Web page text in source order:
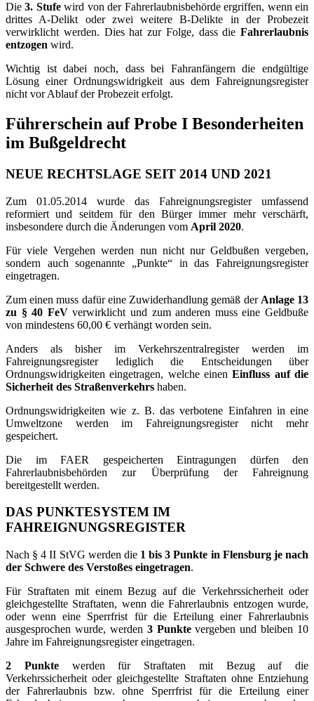
Die3. Stufewird von der Fahrerlaubnisbehörde ergriffen, wenn ein
drittes A-Delikt oder zwei weitere B-Delikte in der Probezeit
verwirklicht werden. Dies hat zur Folge, dass die Fahrerlaubnis
entzogen wird.
Wichtig ist dabei noch, dass bei Fahranfängern die endgültige
Lösung einer Ordnungswidrigkeit aus dem Fahreignungsregister
nicht vor Ablauf der Probezeit erfolgt.
Führerschein auf Probe I Besonderheiten
im Bußgeldrecht
NEUE RECHTSLAGE SEIT 2014 UND 2021
Zum 01.05.2014 wurde das Fahreignungsregister umfassend
reformiert und seitdem für den Bürger immer mehr verschärft,
insbesondere durch die Änderungen vom April 2020.
Für viele Vergehen werden nun nicht nur Geldbußen vergeben,
sondern auch sogenannte „Punkte“ in das Fahreignungsregister
eingetragen.
Zum einen muss dafür eine Zuwiderhandlung gemäß der Anlage 13
zu § 40 FeVverwirklicht und zum anderen muss eine Geldbuße
von mindestens 60,00 € verhängt worden sein.
Anders als bisher im Verkehrszentralregister werden im
Fahreignungsregister lediglich die Entscheidungen über
Ordnungswidrigkeiten eingetragen, welche einenEinfluss auf die
Sicherheit des Straßenverkehrs haben.
Ordnungswidrigkeiten wie z. B. das verbotene Einfahren in eine
Umweltzone werden im Fahreignungsregister nicht mehr
gespeichert.
Die im FAER gespeicherten Eintragungen dürfen den
Fahrerlaubnisbehörden zur Überprüfung der Fahreignung
bereitgestellt werden.
DAS PUNKTESYSTEM IM
FAHREIGNUNGSREGISTER
Nach § 4 II StVG werden die 1 bis 3 Punkte in Flensburg je nach
der Schwere des Verstoßes eingetragen.
Für Straftaten mit einem Bezug auf die Verkehrssicherheit oder
gleichgestellte Straftaten, wenn die Fahrerlaubnis entzogen wurde,
oder wenn eine Sperrfrist für die Erteilung einer Fahrerlaubnis
ausgesprochen wurde, werden 3 Punktevergeben und bleiben 10
Jahre im Fahreignungsregister eingetragen.
2 Punktewerden für Straftaten mit Bezug auf die
Verkehrssicherheit oder gleichgestellte Straftaten ohne Entziehung
der Fahrerlaubnis bzw. ohne Sperrfrist für die Erteilung einer